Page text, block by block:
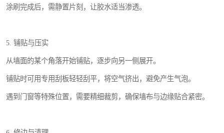
涂刷完成后，需静置片刻，让胶水适当渗透。
5. 铺贴与压实
从墙面的某个角落开始铺贴，逐步向另一侧展开。
铺贴时可用专用刮板轻轻刮平，将空气挤出，避免产生气泡。
遇到门窗等特殊位置，需要精细裁剪，确保墙布与边缘贴合紧密。